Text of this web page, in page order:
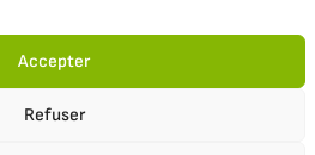
Accepter
Refuser
Politique de confidentialité